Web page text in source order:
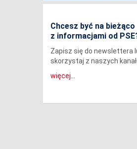
Chcesz być na bieżąco
z informacjami od
Zapisz się do newslettera
skorzystaj z naszych
więcej...